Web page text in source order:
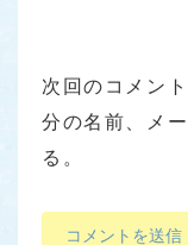
次回のコメン
分の名前、メ
る。